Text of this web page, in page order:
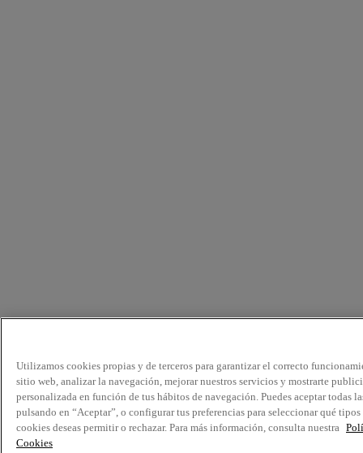
Utilizamos cookies propias y de terceros para garantizar el correcto
sitio web, analizar la navegación, mejorar nuestros servicios y mostrarte
personalizada en función de tus hábitos de navegación. Puedes aceptar todas
pulsando en “Aceptar”, o configurar tus preferencias para seleccionar qué tipos
cookies deseas permitir o rechazar. Para más información, consulta nuestra
Cookies